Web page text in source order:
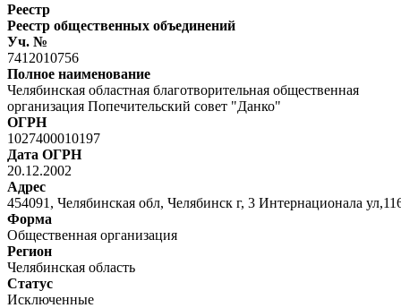
Реестр
Реестр общественных объединений
Уч. №
7412010756
Полное наименование
Челябинская областная благотворительная общественная
организация Попечительский совет "Данко"
ОГРН
1027400010197
Дата ОГРН
20.12.2002
Адрес
454091, Челябинская обл,
Форма
Общественная организация
Регион
Челябинская область
Статус
Исключенные